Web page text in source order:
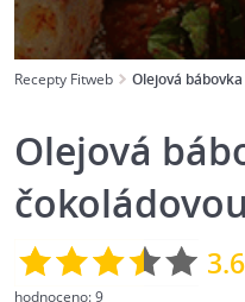
Recepty Fitweb Olejová
Olejová
hodnoceno:9